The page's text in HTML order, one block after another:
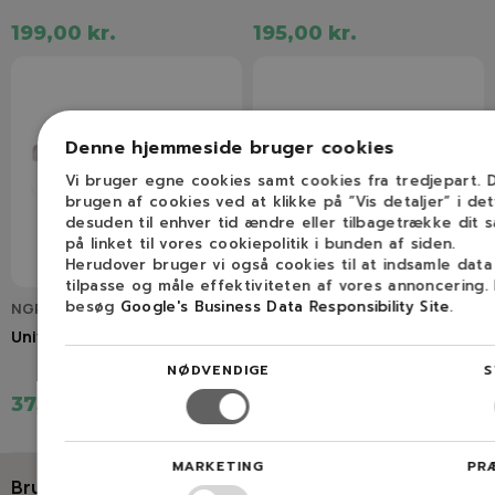
199,00 kr. 195,00 kr.
NGP2505022
Universal benzinfilter
37,50 kr.
NGP691035
Brug for hjælp?
Denne hjemmeside bruger cookies
Vi bruger egne cookies samt cookies fra tredjepart.
brugen af cookies ved at klikke på ”Vis detaljer” i
desuden til enhver tid ændre eller tilbagetrække dit
på linket til vores cookiepolitik i bunden af siden.
Herudover bruger vi også cookies til at indsamle
tilpasse og måle effektiviteten af vores annoncering.
besøg Google's Business Data Responsibility Site.
NØDVENDIGE
MARKETING